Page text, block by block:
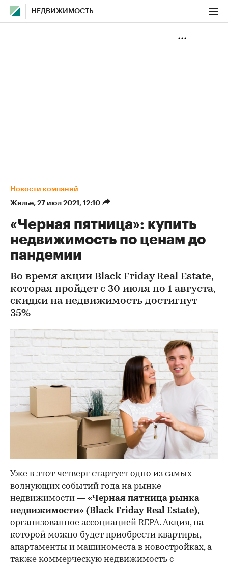
НЕДВИЖИМОСТЬ
Новости компаний
Жилье⁠, 27 июл 2021, 12:10
«Черная пятница»: купить
недвижимость по ценам до
пандемии
Во время акции Black Friday Real Estate,
которая пройдет с 30 июля по 1 августа,
скидки на недвижимость достигнут
35%
Уже в этот четверг стартует одно из самых
волнующих событий года на рынке
недвижимости — «Черная пятница рынка
недвижимости» (Black Friday Real Estate),
организованное ассоциацией REPA. Акция, на
которой можно будет приобрести квартиры,
апартаменты и машиноместа в новостройках, а
также коммерческую недвижимость с